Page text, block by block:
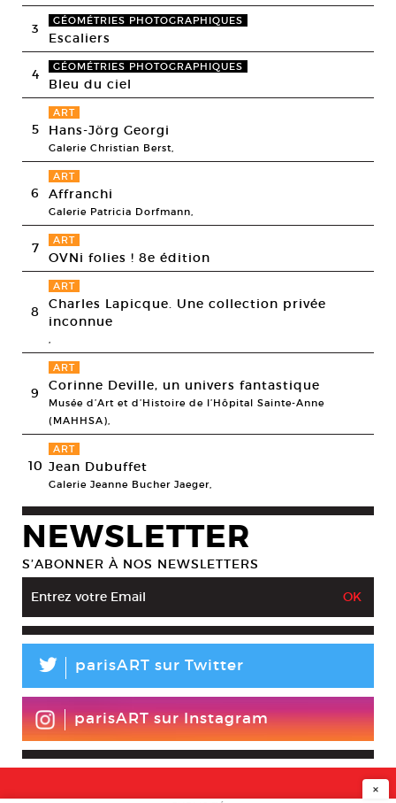
3 GÉOMÉTRIES PHOTOGRAPHIQUES
Escaliers
4 GÉOMÉTRIES PHOTOGRAPHIQUES
Bleu du ciel
5
ART
Hans-Jörg Georgi
Galerie Christian Berst,
6
ART
Affranchi
Galerie Patricia Dorfmann,
7 ART
OVNi folies ! 8e édition
8
ART
Charles Lapicque. Une collection privée
inconnue
,
9
ART
Corinne Deville, un univers fantastique
Musée d’Art et d’Histoire de l’Hôpital Sainte-Anne
(MAHHSA),
10
ART
Jean Dubuffet
Galerie Jeanne Bucher Jaeger,
NEWSLETTER
S’ABONNER À NOS NEWSLETTERS
L parisART sur Twitter
parisART sur Instagram
×